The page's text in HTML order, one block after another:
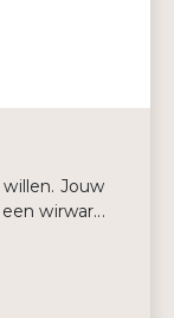
Jouw
wirwar...